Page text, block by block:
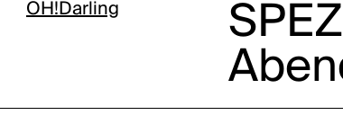
OH!Darling